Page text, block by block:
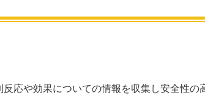
応や効果についての情報を収集し安全性の